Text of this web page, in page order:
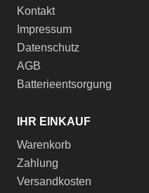
Kontakt
Impressum
Datenschutz
AGB
Batterieentsorgung
IHR EINKAUF
Warenkorb
Zahlung
Versandkosten